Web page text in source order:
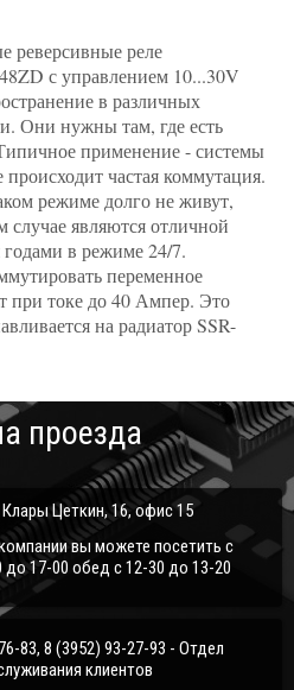
реверсивные реле
с управлением 10...30V
в различных
Они нужны там, где есть
применение - системы
происходит частая коммутация.
режиме долго не живут,
случае являются отличной
годами в режиме 24/7.
переменное
при токе до 40 Ампер. Это
на радиатор SSR-
проезда
Клары Цеткин, 16, офис 15
вы можете посетить с
до 17-00 обед с 12-30 до 13-20
83, 8 (3952) 93-27-93 - Отдел
клиентов